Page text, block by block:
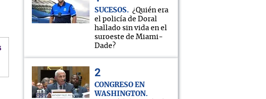
SUCESOS
¿Quién era
el policía de Doral
hallado sin vida en el
suroeste de Miami-
Dade?
CONGRESO EN
WASHINGTON